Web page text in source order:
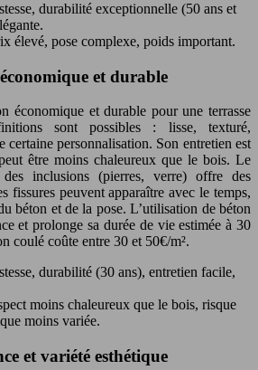
durabilité exceptionnelle (50 ans et
élevé, pose complexe, poids important.
et durable
économique et durable pour une terrasse
sont possibles : lisse, texturé,
certaine personnalisation. Son entretien est
être moins chaleureux que le bois. Le
inclusions (pierres, verre) offre des
fissures peuvent apparaître avec le temps,
béton et de la pose. L’utilisation de béton
et prolonge sa durée de vie estimée à 30
coulé coûte entre 30 et 50€/m².
durabilité (30 ans), entretien facile,
moins chaleureux que le bois, risque
moins variée.
et variété esthétique